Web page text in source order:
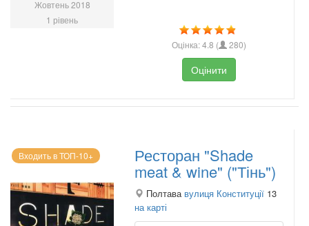
Жовтень 2018
1 рівень
Оцінка:4.8 ( 280)
Оцінити
Входить в ТОП-10+ Ресторан "Shade
meat & wine" ("Тінь")
Полтава вулиця Конституції 13
на карті